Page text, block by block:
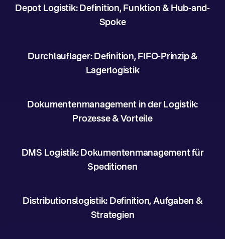
Depot Logistik: Definition, Funktion & Hub-and-
Spoke
Durchlauflager: Definition, FIFO-Prinzip &
Lagerlogistik
Dokumentenmanagement in der Logistik:
Prozesse & Vorteile
DMS Logistik: Dokumentenmanagement für
Speditionen
Distributionslogistik: Definition, Aufgaben &
Strategien